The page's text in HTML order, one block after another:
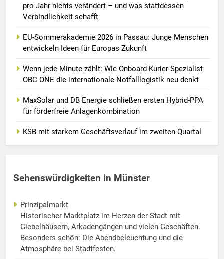
pro Jahr nichts verändert – und was stattdessen
Verbindlichkeit schafft
EU-Sommerakademie 2026 in Passau: Junge Menschen
entwickeln Ideen für Europas Zukunft
Wenn jede Minute zählt: Wie Onboard-Kurier-Spezialist
OBC ONE die internationale Notfalllogistik neu denkt
MaxSolar und DB Energie schließen ersten Hybrid-PPA
für förderfreie Anlagenkombination
KSB mit starkem Geschäftsverlauf im zweiten Quartal
Sehenswürdigkeiten in Münster
Prinzipalmarkt
Historischer Marktplatz im Herzen der Stadt mit
Giebelhäusern, Arkadengängen und vielen Geschäften.
Besonders schön: Die Abendbeleuchtung und die
Atmosphäre bei Stadtfesten.